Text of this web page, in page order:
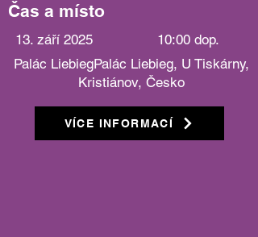
Čas a místo
13. září 2025
10:00 dop.
Palác LiebiegPalác Liebieg, U Tiskárny,
Kristiánov, Česko
VÍCE INFORMACÍ